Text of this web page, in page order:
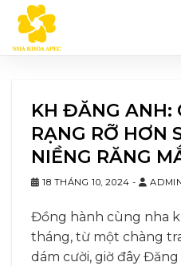
Chuyển
đến
nội
KH ĐĂNG ANH:
RẠNG RỠ HƠN
NIỀNG RĂNG
18 THÁNG 10, 2024 -
Đồng hành cùng nha
tháng, từ một chàng
dám cười, giờ đây